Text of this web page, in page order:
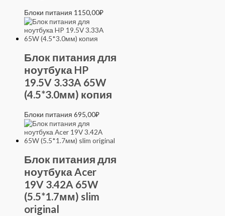
Блоки питания 1150,00₽
Блок питания для
ноутбука HP
19.5V 3.33A 65W
(4.5*3.0мм) копия
Блоки питания 695,00₽
Блок питания для
ноутбука Acer
19V 3.42A 65W
(5.5*1.7мм) slim
original